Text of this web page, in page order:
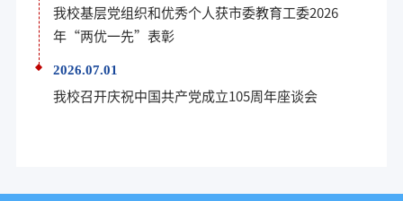
我校基层党组织和优秀个人获市委教育工委2026
年“两优一先”表彰
2026.07.01
我校召开庆祝中国共产党成立105周年座谈会